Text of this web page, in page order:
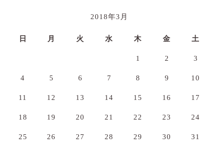
2018年3月
日 月 火 水 木 金 土
1 2 3
4 5 6 7 8 9 10
11 12 13 14 15 16 17
18 19 20 21 22 23 24
25 26 27 28 29 30 31